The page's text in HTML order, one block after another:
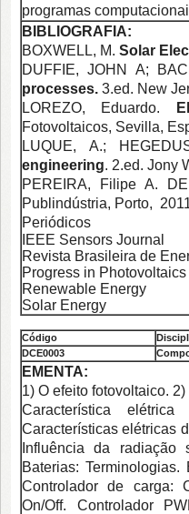
programas
BIBLIOGRAFIA:
BOXWELL, M. Solar
DUFFIE, JOHN A;
processes. 3.ed. New
LOREZO, Eduardo.
Fotovoltaicos, Sevilla,
LUQUE, A.;
engineering. 2.ed. Jony
PEREIRA, Filipe A.
Publindústria, Porto,
Periódicos
IEEE Sensors Journal
Revista Brasileira de
Progress in Photovoltaics
Renewable Energy
Solar Energy
Código
DCE0003
EMENTA:
1) O efeito fotovoltaico.
Característica
Características elétricas
Influência da radiação
Baterias:
Controlador de carga:
On/Off. Controlador